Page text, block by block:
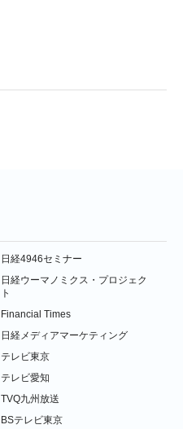
日経4946セミナー
日経ウーマノミクス・プロジェク
ト
Financial Times
日経メディアマーケティング
テレビ東京
テレビ愛知
TVQ九州放送
BSテレビ東京